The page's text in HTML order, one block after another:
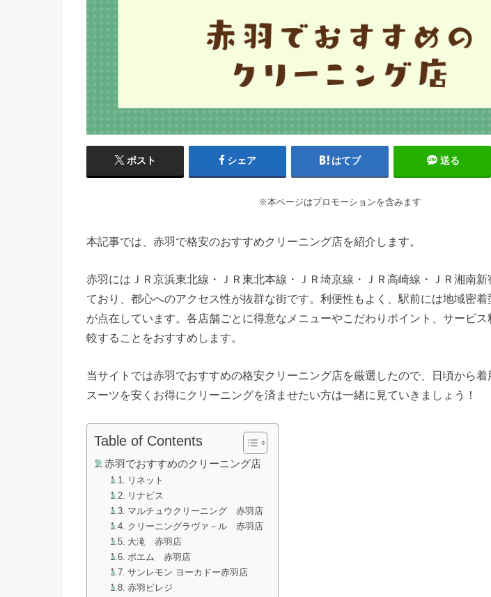
ポスト シェア はてブ 送る
※本ページはプロモーションを含みます
本記事では、赤羽で格安のおすすめクリーニング店を紹介します。
赤羽にはＪＲ京浜東北線・ＪＲ東北本線・ＪＲ埼京線・ＪＲ高崎線・ＪＲ湘南
ており、都心へのアクセス性が抜群な街です。利便性もよく、駅前には地域密
が点在しています。各店舗ごとに得意なメニューやこだわりポイント、サービ
較することをおすすめします。
当サイトでは赤羽でおすすめの格安クリーニング店を厳選したので、日頃から
スーツを安くお得にクリーニングを済ませたい方は一緒に見ていきましょう！
Table of Contents
赤羽でおすすめのクリーニング店
リネット
リナビス
マルチュウクリーニング 赤羽店
クリーニングラヴァ－ル 赤羽店
大滝 赤羽店
ポエム 赤羽店
サンレモン ヨーカドー赤羽店
赤羽ビレジ